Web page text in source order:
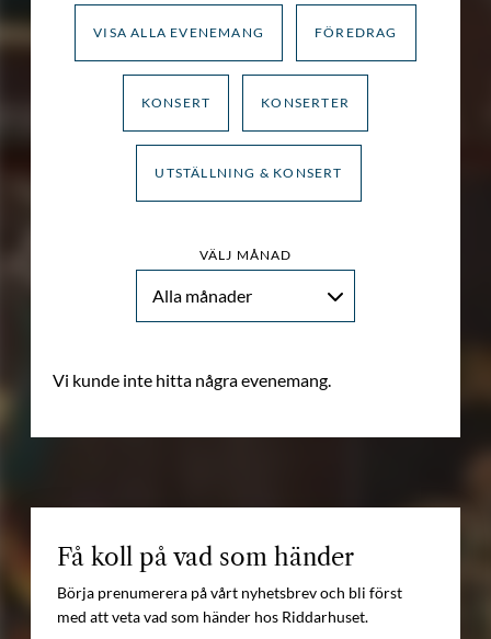
VISA ALLA EVENEMANG FÖREDRAG
KONSERT KONSERTER
UTSTÄLLNING & KONSERT
VÄLJ MÅNAD
Alla månader
Vi kunde inte hitta några evenemang.
Få koll på vad som händer
Börja prenumerera på vårt nyhetsbrev och bli först
med att veta vad som händer hos Riddarhuset.